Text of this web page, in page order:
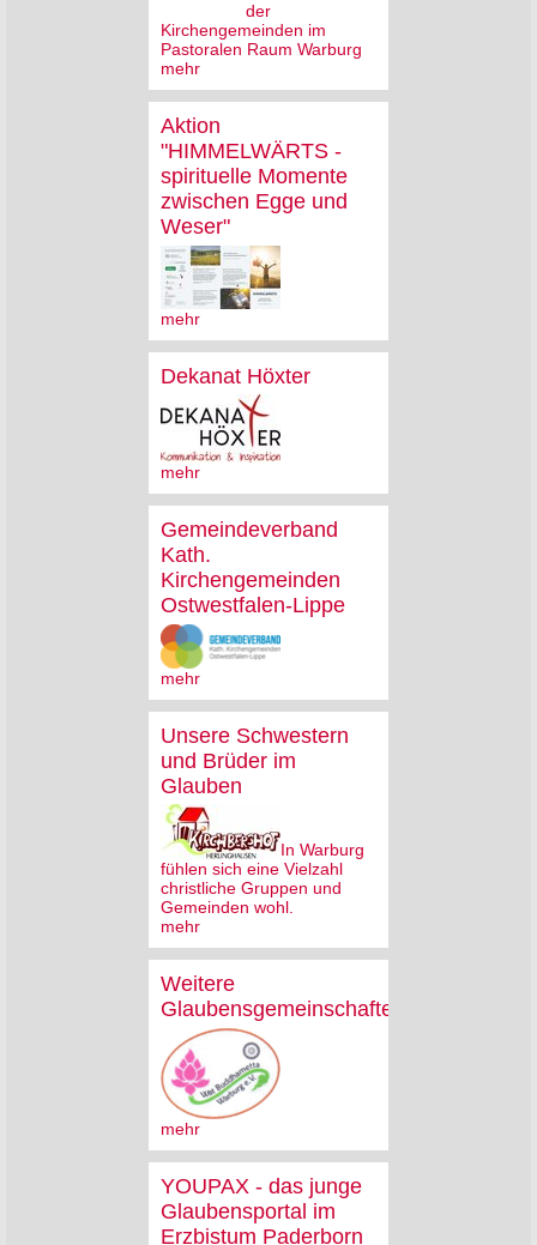
der
Kirchengemeinden im
Pastoralen Raum Warburg
mehr
Aktion
"HIMMELWÄRTS -
spirituelle Momente
zwischen Egge und
Weser"
mehr
Dekanat Höxter
mehr
Gemeindeverband
Kath.
Kirchengemeinden
Ostwestfalen-Lippe
mehr
Unsere Schwestern
und Brüder im
Glauben
In Warburg
fühlen sich eine Vielzahl
christliche Gruppen und
Gemeinden wohl.
mehr
Weitere
Glaubensgemeinschaften
mehr
YOUPAX - das junge
Glaubensportal im
Erzbistum Paderborn